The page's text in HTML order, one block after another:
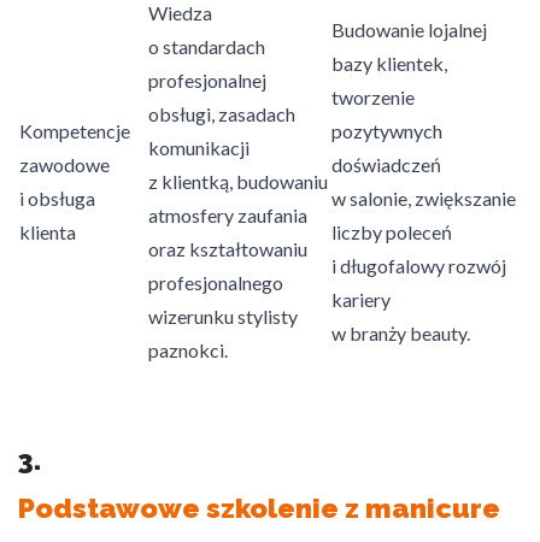
Kompetencje
zawodowe
i obsługa
klienta
Wiedza
o standardach
profesjonalnej
obsługi, zasadach
komunikacji
z klientką, budowaniu
atmosfery zaufania
oraz kształtowaniu
profesjonalnego
wizerunku stylisty
paznokci.
Budowanie lojalnej
bazy klientek,
tworzenie
pozytywnych
doświadczeń
w salonie, zwiększanie
liczby poleceń
i długofalowy rozwój
kariery
w branży beauty.
3.
Podstawowe szkolenie z manicure